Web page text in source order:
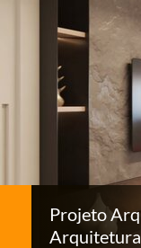
Projeto
Arquitetura